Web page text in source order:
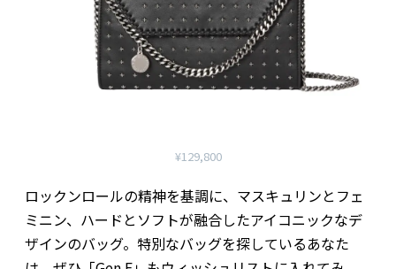
¥129,800
ロックンロールの精神を基調に、マスキュリンとフェ
ミニン、ハードとソフトが融合したアイコニックなデ
ザインのバッグ。特別なバッグを探しているあなた